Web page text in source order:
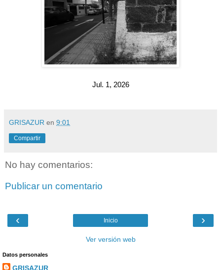
Jul. 1, 2026
GRISAZUR en 9:01
Compartir
No hay comentarios:
Publicar un comentario
‹ ›
Inicio
Ver versión web
Datos personales
GRISAZUR